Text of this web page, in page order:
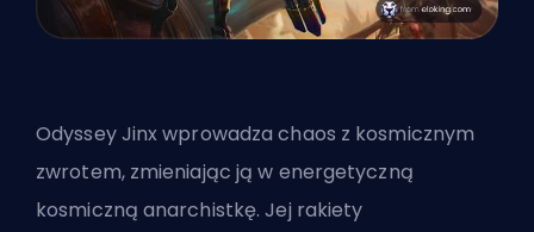
Odyssey Jinx wprowadza chaos z kosmicznym
zwrotem, zmieniając ją w energetyczną
kosmiczną anarchistkę. Jej rakiety